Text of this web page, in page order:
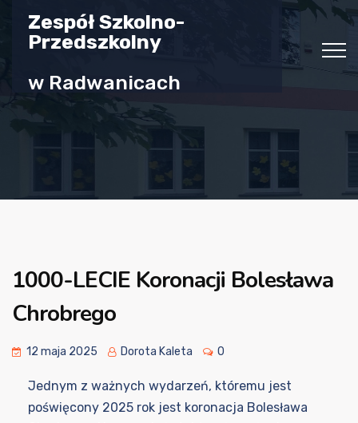
Zespół Szkolno-
Przedszkolny
w Radwanicach
1000-LECIE Koronacji Bolesława
Chrobrego
12 maja 2025 Dorota Kaleta 0
Jednym z ważnych wydarzeń, któremu jest
poświęcony 2025 rok jest koronacja Bolesława